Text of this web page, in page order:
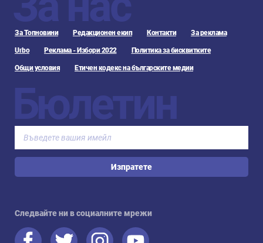
За Топновини Редакционен екип Контакти За реклама
Urbo Реклама - Избори 2022 Политика за бисквитките
Общи условия Етичен кодекс на българските медии
Бюлетин
Изпратете
Следвайте ни в социалните мрежи